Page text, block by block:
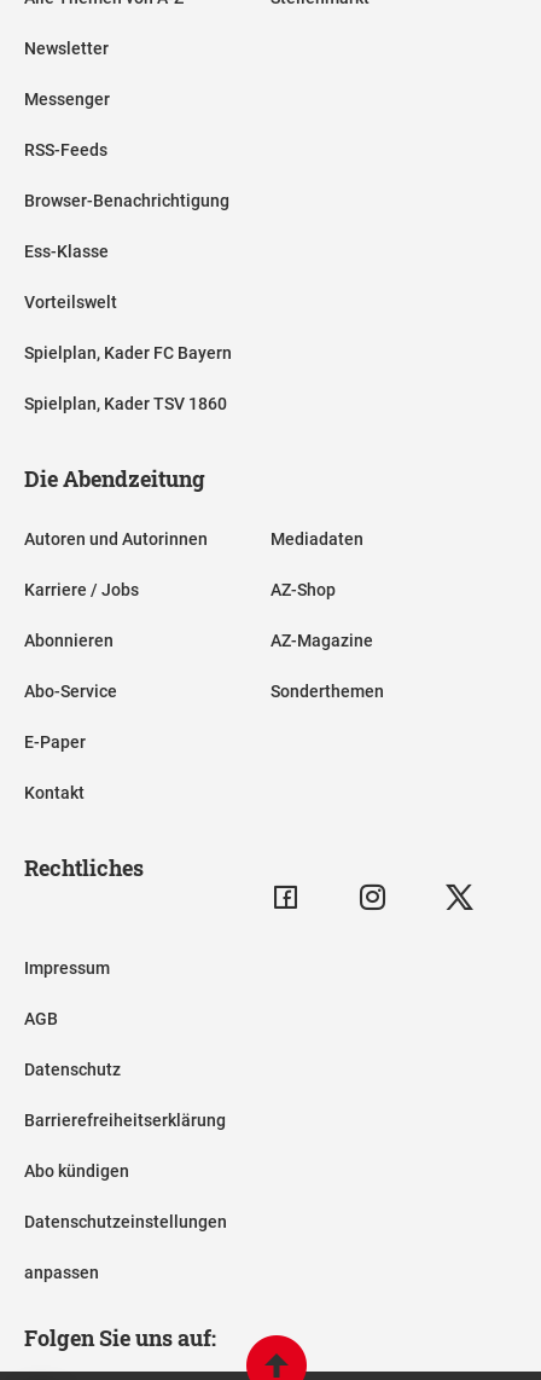
Newsletter
Messenger
RSS-Feeds
Browser-Benachrichtigung
Ess-Klasse
Vorteilswelt
Spielplan, Kader FC Bayern
Spielplan, Kader TSV 1860
Die Abendzeitung
Autoren und Autorinnen
Karriere / Jobs
Abonnieren
Abo-Service
E-Paper
Kontakt
Mediadaten
AZ-Shop
AZ-Magazine
Sonderthemen
Rechtliches
Impressum
AGB
Datenschutz
Barrierefreiheitserklärung
Abo kündigen
Datenschutzeinstellungen
anpassen
Folgen Sie uns auf: